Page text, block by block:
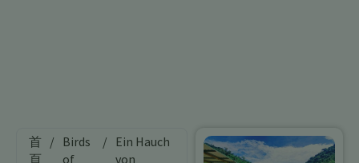
首
頁
/ Birds
of
/ Ein Hauch
von